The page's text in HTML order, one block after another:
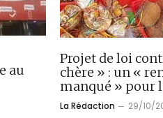
au
Projet de loi
chère » : un «
manqué » pour
La Rédaction 29/10/